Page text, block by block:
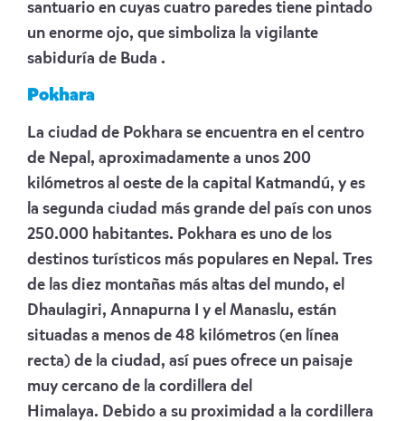
santuario en cuyas cuatro paredes tiene pintado
un enorme ojo, que simboliza la vigilante
sabiduría de Buda .
Pokhara
La ciudad de Pokhara se encuentra en el centro
de Nepal, aproximadamente a unos 200
kilómetros al oeste de la capital Katmandú, y es
la segunda ciudad más grande del país con unos
250.000 habitantes. Pokhara es uno de los
destinos turísticos más populares en Nepal. Tres
de las diez montañas más altas del mundo, el
Dhaulagiri, Annapurna I y el Manaslu, están
situadas a menos de 48 kilómetros (en línea
recta) de la ciudad, así pues ofrece un paisaje
muy cercano de la cordillera del
Himalaya. Debido a su proximidad a la cordillera